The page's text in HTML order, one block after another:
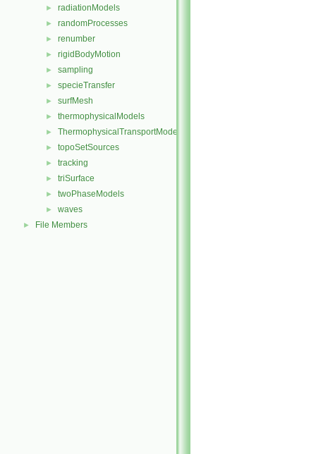
► radiationModels
► randomProcesses
► renumber
► rigidBodyMotion
► sampling
► specieTransfer
► surfMesh
► thermophysicalModels
► ThermophysicalTransportModels
► topoSetSources
► tracking
► triSurface
► twoPhaseModels
► waves
► File Members